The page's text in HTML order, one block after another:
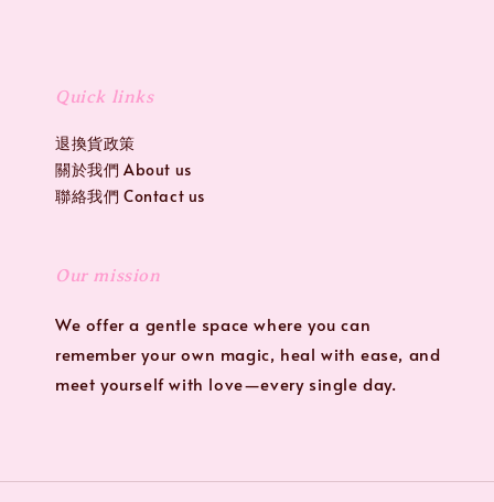
Quick links
退換貨政策
關於我們 About us
聯絡我們 Contact us
Our mission
We offer a gentle space where you can
remember your own magic, heal with ease, and
meet yourself with love—every single day.